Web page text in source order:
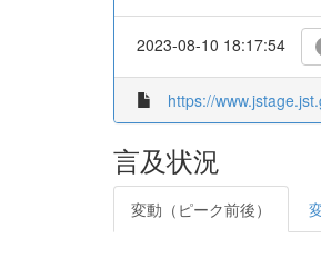
2023-08-10 18:17:54
https://
言及状況
変動（ピーク前後）